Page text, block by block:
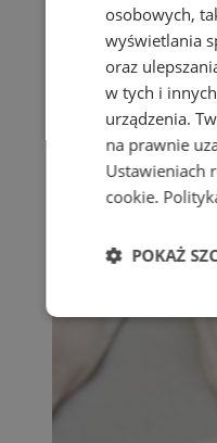
osobowych,
wyświetlania
oraz
w tych i
urządzenia.
na prawnie
Ustawieniach
cookie.
POKAŻ
Niezbędne